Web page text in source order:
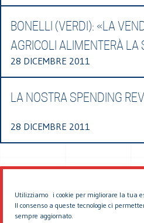
Utilizziamo i cookie per migliorare la tua
Il consenso a queste tecnologie ci
sempre aggiornato.
BONELLI (VERDI): «LA
AGRICOLI ALIMENTERÀ LA
28 DICEMBRE 2011
LA NOSTRA SPENDING
28 DICEMBRE 2011